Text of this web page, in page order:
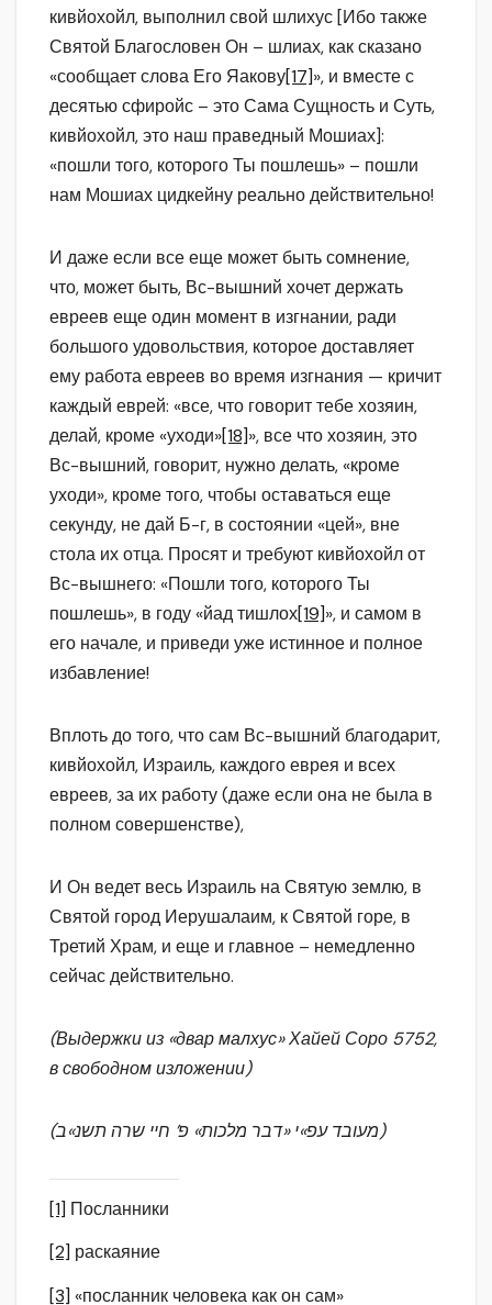
кивйохойл, выполнил свой шлихус [Ибо также
Святой Благословен Он – шлиах, как сказано
«сообщает слова Его Яакову[17]», и вместе с
десятью сфиройс – это Сама Сущность и Суть,
кивйохойл, это наш праведный Мошиах]:
«пошли того, которого Ты пошлешь» – пошли
нам Мошиах цидкейну реально действительно!
И даже если все еще может быть сомнение,
что, может быть, Вс-вышний хочет держать
евреев еще один момент в изгнании, ради
большого удовольствия, которое доставляет
ему работа евреев во время изгнания — кричит
каждый еврей: «все, что говорит тебе хозяин,
делай, кроме «уходи»[18]», все что хозяин, это
Вс-вышний, говорит, нужно делать, «кроме
уходи», кроме того, чтобы оставаться еще
секунду, не дай Б-г, в состоянии «цей», вне
стола их отца. Просят и требуют кивйохойл от
Вс-вышнего: «Пошли того, которого Ты
пошлешь», в году «йад тишлох[19]», и самом в
его начале, и приведи уже истинное и полное
избавление!
Вплоть до того, что сам Вс-вышний благодарит,
кивйохойл, Израиль, каждого еврея и всех
евреев, за их работу (даже если она не была в
полном совершенстве),
И Он ведет весь Израиль на Святую землю, в
Святой город Иерушалаим, к Святой горе, в
Третий Храм, и еще и главное – немедленно
сейчас действительно.
(Выдержки из «двар малхус» Хайей Соро 5752,
в свободном изложении)
(מעובד עפ»י «דבר מלכות» פ’ חיי שרה תשנ»ב)
[1] Посланники
[2] раскаяние
[3] «посланник человека как он сам»